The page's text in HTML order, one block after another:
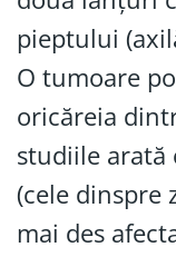
pieptului
O tumoare
oricăreia
studiile arată
(cele dinspre
mai des